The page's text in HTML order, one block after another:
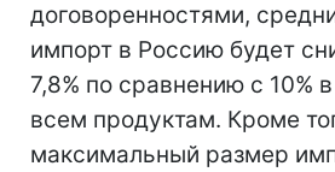
договоренностями,
импорт в Россию будет
7,8% по сравнению с 10% в
всем продуктам. Кроме
максимальный размер